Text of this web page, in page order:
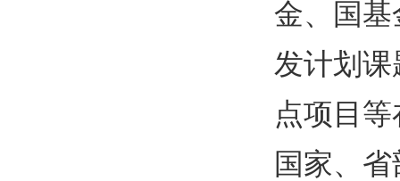
金、国
发计划
点项目
国家、